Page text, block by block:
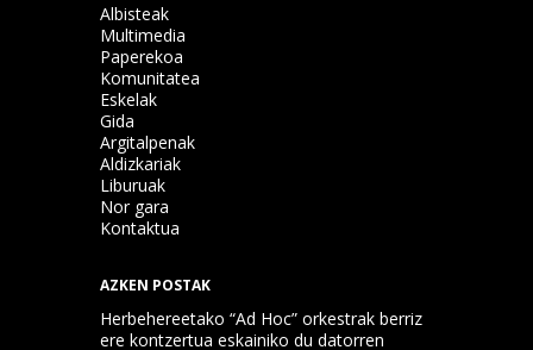
Albisteak
Multimedia
Paperekoa
Komunitatea
Eskelak
Gida
Argitalpenak
Aldizkariak
Liburuak
Nor gara
Kontaktua
AZKEN POSTAK
Herbehereetako “Ad Hoc” orkestrak berriz
ere kontzertua eskainiko du datorren